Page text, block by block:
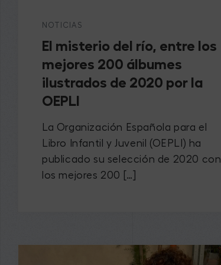
NOTICIAS
El misterio del río, entre los
mejores 200 álbumes
ilustrados de 2020 por la
OEPLI
La Organización Española para el
Libro Infantil y Juvenil (OEPLI) ha
publicado su selección de 2020 con
los mejores 200 […]